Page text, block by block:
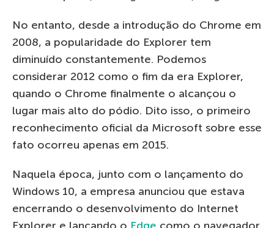
No entanto, desde a introdução do Chrome em
2008, a popularidade do Explorer tem
diminuído constantemente. Podemos
considerar 2012 como o fim da era Explorer,
quando o Chrome finalmente o alcançou o
lugar mais alto do pódio. Dito isso, o primeiro
reconhecimento oficial da Microsoft sobre esse
fato ocorreu apenas em 2015.
Naquela época, junto com o lançamento do
Windows 10, a empresa anunciou que estava
encerrando o desenvolvimento do Internet
Explorer e lançando o Edge como o navegador